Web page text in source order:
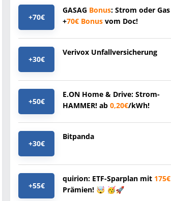
+70€
GASAG Bonus: Strom oder Gas
+70€ Bonus vom Doc!
+30€
Verivox Unfallversicherung
+50€
E.ON Home & Drive: Strom-
HAMMER! ab 0,20€/kWh!
+30€
Bitpanda
+55€
quirion: ETF-Sparplan mit 175€
Prämien! 🤯 🥳🚀